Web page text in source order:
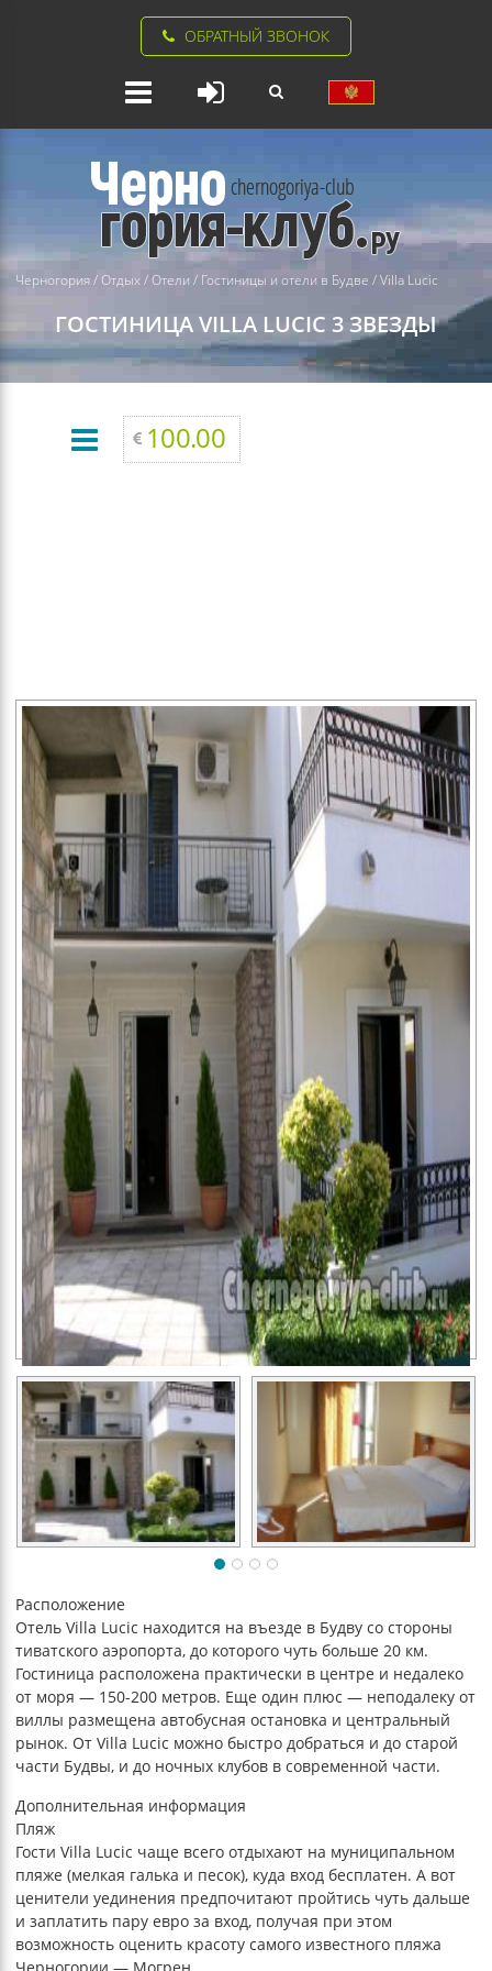
ОБРАТНЫЙ ЗВОНОК
Черногория/ Отдых/Отели / Гостиницы и отели в Будве /Villa Lucic
ГОСТИНИЦА VILLA LUCIC 3 ЗВЕЗДЫ
100.00
Расположение
Отель Villa Lucic находится на въезде в Будву со стороны
тиватского аэропорта, до которого чуть больше 20 км.
Гостиница расположена практически в центре и недалеко
от моря — 150-200 метров. Еще один плюс — неподалеку от
виллы размещена автобусная остановка и центральный
рынок. От Villa Lucic можно быстро добраться и до старой
части Будвы, и до ночных клубов в современной части.
Дополнительная информация
Пляж
Гости Villa Lucic чаще всего отдыхают на муниципальном
пляже (мелкая галька и песок), куда вход бесплатен. А вот
ценители уединения предпочитают пройтись чуть дальше
и заплатить пару евро за вход, получая при этом
возможность оценить красоту самого известного пляжа
Черногории — Могрен.